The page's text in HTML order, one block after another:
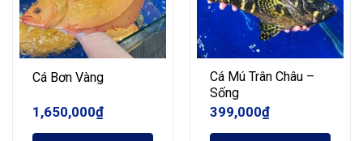
Cá Bơn Vàng
1,650,000₫
Cá Mú Trân Châu –
Sống
399,000₫